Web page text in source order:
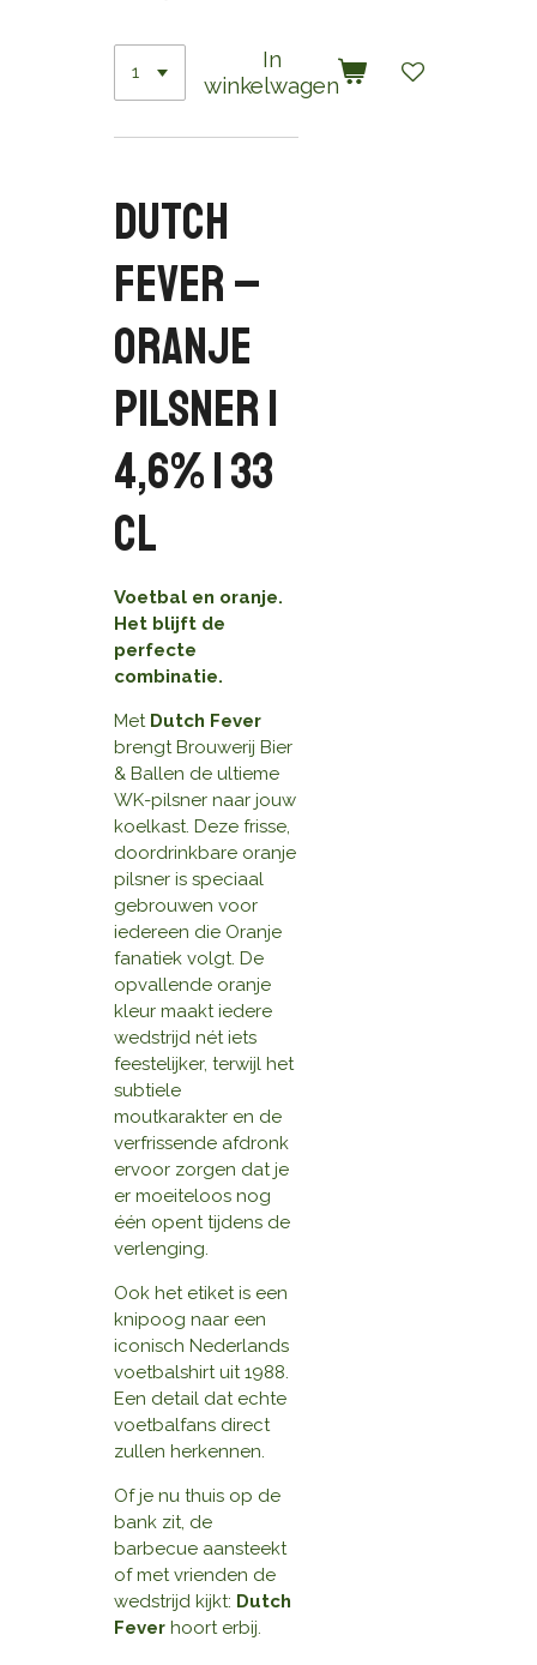
In
winkelwagen
Dutch
Fever –
Oranje
Pilsner |
4,6% | 33
cl
Voetbal en oranje.
Het blijft de
perfecte
combinatie.
Met Dutch Fever
brengt Brouwerij Bier
& Ballen de ultieme
WK-pilsner naar jouw
koelkast. Deze frisse,
doordrinkbare oranje
pilsner is speciaal
gebrouwen voor
iedereen die Oranje
fanatiek volgt. De
opvallende oranje
kleur maakt iedere
wedstrijd nét iets
feestelijker, terwijl het
subtiele
moutkarakter en de
verfrissende afdronk
ervoor zorgen dat je
er moeiteloos nog
één opent tijdens de
verlenging.
Ook het etiket is een
knipoog naar een
iconisch Nederlands
voetbalshirt uit 1988.
Een detail dat echte
voetbalfans direct
zullen herkennen.
Of je nu thuis op de
bank zit, de
barbecue aansteekt
of met vrienden de
wedstrijd kijkt: Dutch
Feverhoort erbij.